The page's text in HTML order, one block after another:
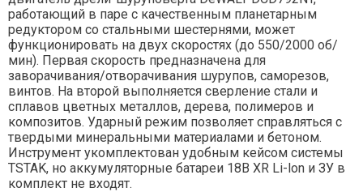
работающий в паре с качественным планетарным
редуктором со стальными шестернями, может
функционировать на двух скоростях (до 550/2000 об/
мин). Первая скорость предназначена для
заворачивания/отворачивания шурупов, саморезов,
винтов. На второй выполняется сверление стали и
сплавов цветных металлов, дерева, полимеров и
композитов. Ударный режим позволяет справляться с
твердыми минеральными материалами и бетоном.
Инструмент укомплектован удобным кейсом системы
TSTAK, но аккумуляторные батареи 18В XR Li-lon и ЗУ в
комплект не входят.